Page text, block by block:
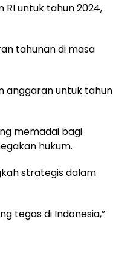
untuk tahun 2024,
tahunan di masa
anggaran untuk tahun
memadai bagi
hukum.
strategis dalam
tegas di Indonesia,”